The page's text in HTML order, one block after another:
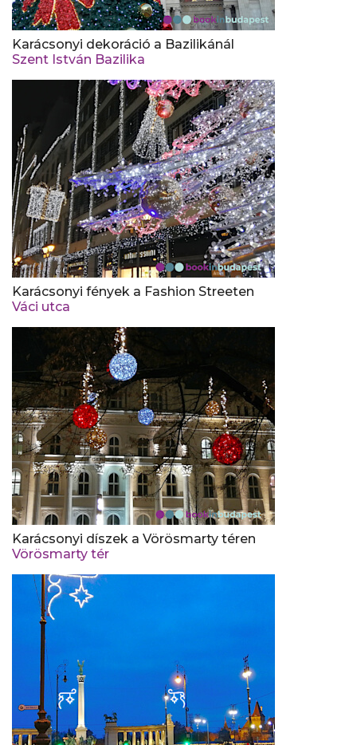
Karácsonyi dekoráció a Bazilikánál
Szent István Bazilika
Karácsonyi fények a Fashion Streeten
Váci utca
Karácsonyi díszek a Vörösmarty téren
Vörösmarty tér